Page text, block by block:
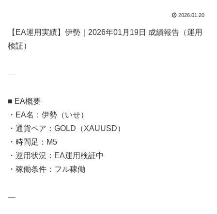
2026.01.20
【EA運用実績】伊勢｜2026年01月19日 成績報告（運用
検証）
—
■ EA概要
・EA名：伊勢（いせ）
・通貨ペア：GOLD（XAUUSD）
・時間足：M5
・運用状況：EA運用検証中
・稼働条件：フル稼働
—